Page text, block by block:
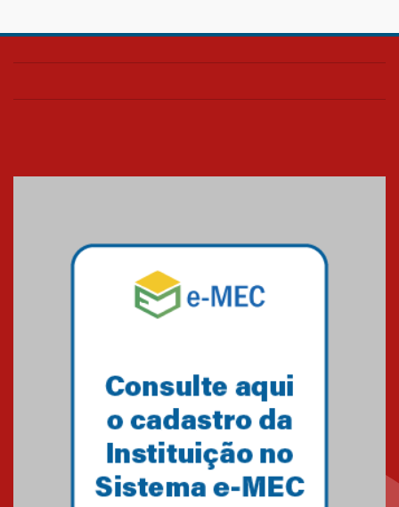
Confira como foi o culto mensal
Mackenzie mobiliza campanha
solidária para apoiar famílias em
Minas Gerais
Primeiro culto do ano ressalta o
27.02.2026